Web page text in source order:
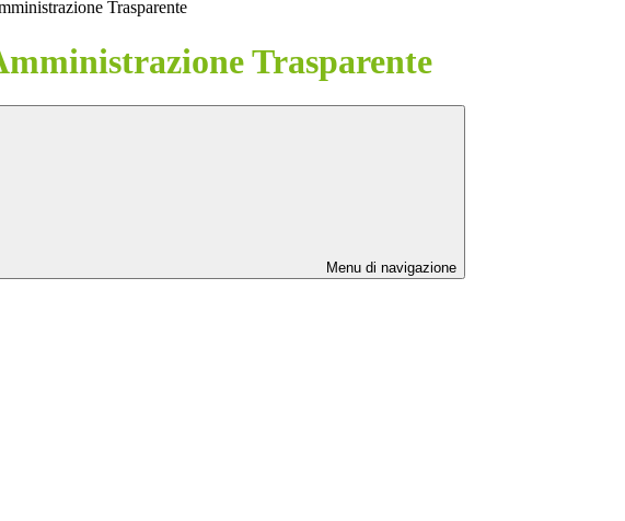
Trasparente
Trasparente
Menu di navigazione